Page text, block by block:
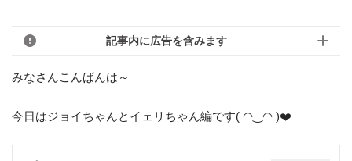
記事内に広告を含みます
みなさんこんばんは～
今日はジョイちゃんとイェリちゃん編です( ◠‿◠ )❤️